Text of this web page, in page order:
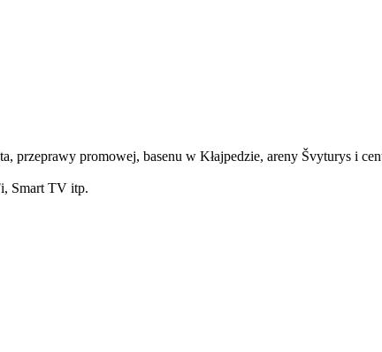
przeprawy promowej, basenu w Kłajpedzie, areny Švyturys i
Smart TV itp.